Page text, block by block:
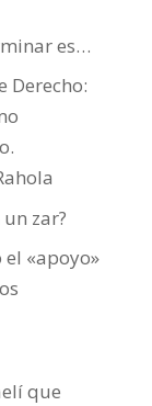
es…
Derecho:
zar?
«apoyo»
que